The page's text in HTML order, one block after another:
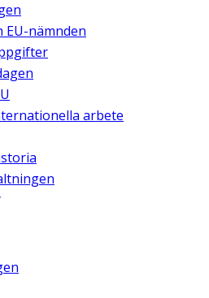
nämnden
arbete